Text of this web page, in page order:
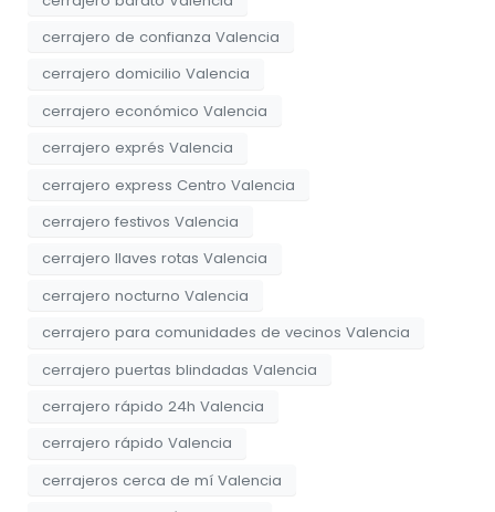
cerrajero de confianza Valencia
cerrajero domicilio Valencia
cerrajero económico Valencia
cerrajero exprés Valencia
cerrajero express Centro Valencia
cerrajero festivos Valencia
cerrajero llaves rotas Valencia
cerrajero nocturno Valencia
cerrajero para comunidades de vecinos Valencia
cerrajero puertas blindadas Valencia
cerrajero rápido 24h Valencia
cerrajero rápido Valencia
cerrajeros cerca de mí Valencia